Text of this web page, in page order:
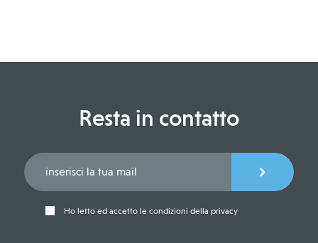
Resta in contatto
Ho letto ed accetto le condizioni della privacy